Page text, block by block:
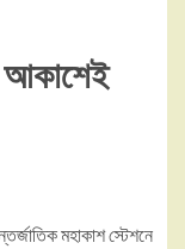
আকাশেই
মহাকাশ স্টেশনে